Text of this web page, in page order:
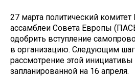
27 марта политический
ассамблеи Совета Европы
одобрить вступление
в организацию. Следующим
рассмотрение этой
запланированной на 16 апреля.